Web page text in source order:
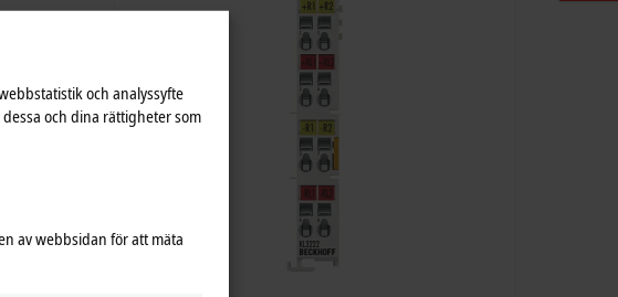
och analyssyfte
och dina rättigheter som
av webbsidan för att mäta